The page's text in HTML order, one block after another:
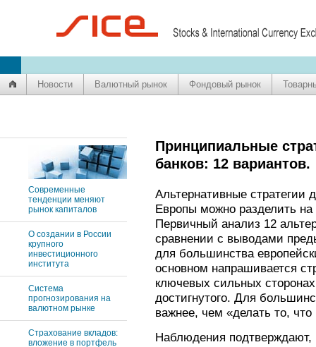
Новости Валютный рынок Фондовый рынок
Современные
тенденции меняют
рынок капиталов
О создании в России
крупного
инвестиционного
института
Система
прогнозирования на
валютном рынке
Страхование вкладов:
вложение в портфель
Принципиальные
банков: 12 вариантов.
Альтернативные
Европы можно разделить
Первичный анализ 12
сравнении с выводами
для большинства
основном напрашивается
ключевых сильных
достигнутого. Для
важнее, чем «делать то, что
Наблюдения подтверждают,